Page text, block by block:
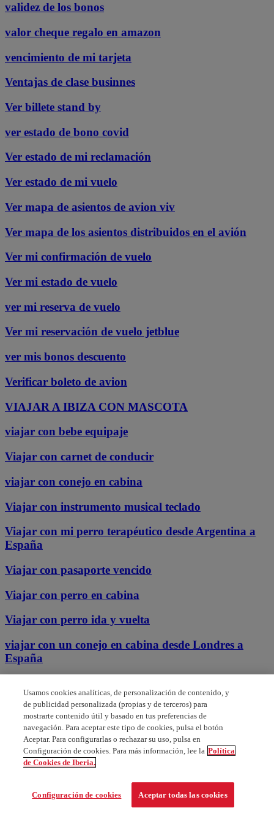
validez de los bonos
valor cheque regalo en amazon
vencimiento de mi tarjeta
Ventajas de clase businnes
Ver billete stand by
ver estado de bono covid
Ver estado de mi reclamación
Ver estado de mi vuelo
Ver mapa de asientos de avion viv
Ver mapa de los asientos distribuidos en el avión
Ver mi confirmación de vuelo
Ver mi estado de vuelo
ver mi reserva de vuelo
Ver mi reservación de vuelo jetblue
ver mis bonos descuento
Verificar boleto de avion
VIAJAR A IBIZA CON MASCOTA
viajar con bebe equipaje
Viajar con carnet de conducir
viajar con conejo en cabina
Viajar con instrumento musical teclado
Viajar con mi perro terapéutico desde Argentina a
España
Viajar con pasaporte vencido
Viajar con perro en cabina
Viajar con perro ida y vuelta
viajar con un conejo en cabina desde Londres a
España
Viajar de tenerife a madrid
viajar por fallecimiento de familiar
viaje de menores no COMPAÑADOS
Viaje por fallecimiento de un familiar
Usamos cookies analíticas, de personalización de contenido, y
de publicidad personalizada (propias y de terceros) para
mostrarte contenido útil y basado en tus preferencias de
navegación. Para aceptar este tipo de cookies, pulsa el botón
Aceptar. Para configurarlas o rechazar su uso, pulsa en
Configuración de cookies. Para más información, lee la Política
de Cookies de Iberia.
Configuración de cookies Aceptar todas las cookies